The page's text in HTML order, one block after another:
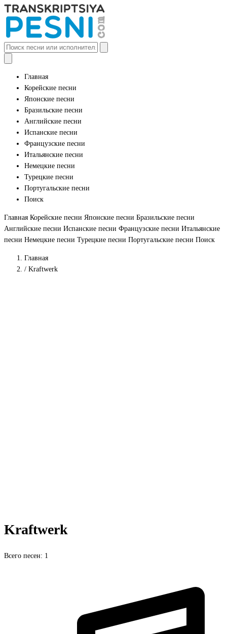
Главная
Корейские песни
Японские песни
Бразильские песни
Английские песни
Испанские песни
Французские песни
Итальянские песни
Немецкие песни
Турецкие песни
Португальские песни
Поиск
Главная Корейские песни Японские песни Бразильские песни
Английские песни Испанские песни Французские песни Итальянские
песни Немецкие песни Турецкие песни Португальские песни Поиск
Главная
/ Kraftwerk
Kraftwerk
Всего песен: 1